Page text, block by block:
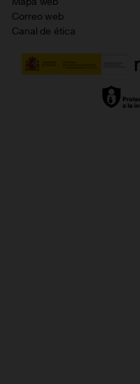
Política de privacidad
Gestionar UTIQ
Correo web
Canal de ética